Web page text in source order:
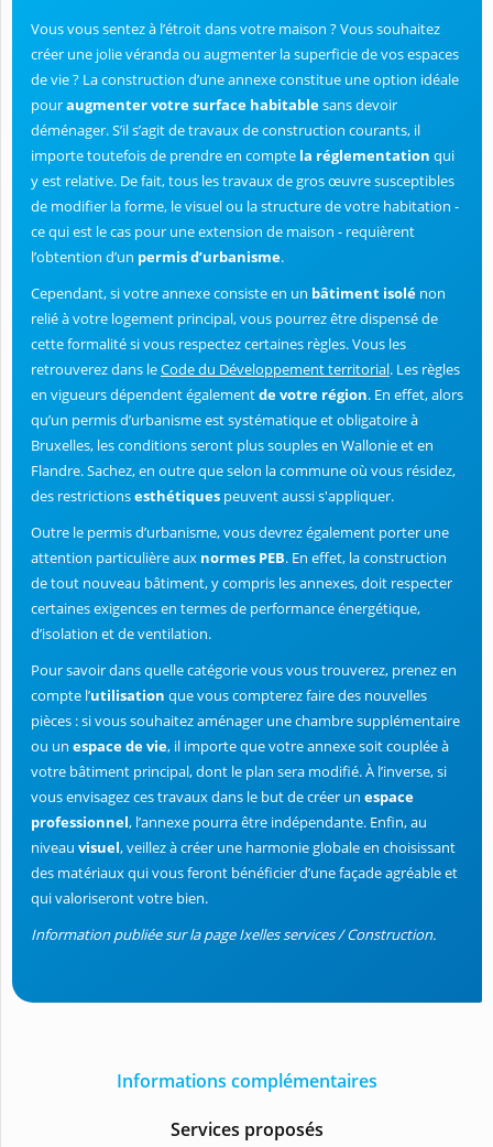
Vous vous sentez à l’étroit dans votre maison ? Vous souhaitez
créer une jolie véranda ou augmenter la superficie de vos espaces
de vie ? La construction d’une annexe constitue une option idéale
pouraugmenter votre surface habitablesans devoir
déménager. S’il s’agit de travaux de construction courants, il
importe toutefois de prendre en compte la réglementation qui
y est relative. De fait, tous les travaux de gros œuvre susceptibles
de modifier la forme, le visuel ou la structure de votre habitation -
ce qui est le cas pour une extension de maison - requièrent
l’obtention d’un permis d’urbanisme.
Cependant, si votre annexe consiste en un bâtiment isolé non
relié à votre logement principal, vous pourrez être dispensé de
cette formalité si vous respectez certaines règles. Vous les
retrouverez dans leCode du Développement territorial. Les règles
en vigueurs dépendent égalementde votre région. En effet, alors
qu’un permis d’urbanisme est systématique et obligatoire à
Bruxelles, les conditions seront plus souples en Wallonie et en
Flandre. Sachez, en outre que selon la commune où vous résidez,
des restrictionsesthétiques peuvent aussi s'appliquer.
Outre le permis d’urbanisme, vous devrez également porter une
attention particulière aux normes PEB. En effet, la construction
de tout nouveau bâtiment, y compris les annexes, doit respecter
certaines exigences en termes de performance énergétique,
d’isolation et de ventilation.
Pour savoir dans quelle catégorie vous vous trouverez, prenez en
compte l’utilisation que vous compterez faire des nouvelles
pièces : si vous souhaitez aménager une chambre supplémentaire
ou un espace de vie, il importe que votre annexe soit couplée à
votre bâtiment principal, dont le plan sera modifié. À l’inverse, si
vous envisagez ces travaux dans le but de créer un espace
professionnel, l’annexe pourra être indépendante. Enfin, au
niveau visuel, veillez à créer une harmonie globale en choisissant
des matériaux qui vous feront bénéficier d’une façade agréable et
qui valoriseront votre bien.
Information publiée sur la page Ixelles services / Construction.
Informations complémentaires
Services proposés